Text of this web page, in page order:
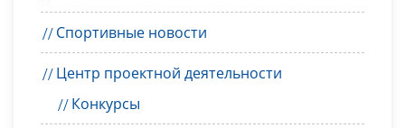
Спортивные новости
Центр проектной деятельности
Конкурсы